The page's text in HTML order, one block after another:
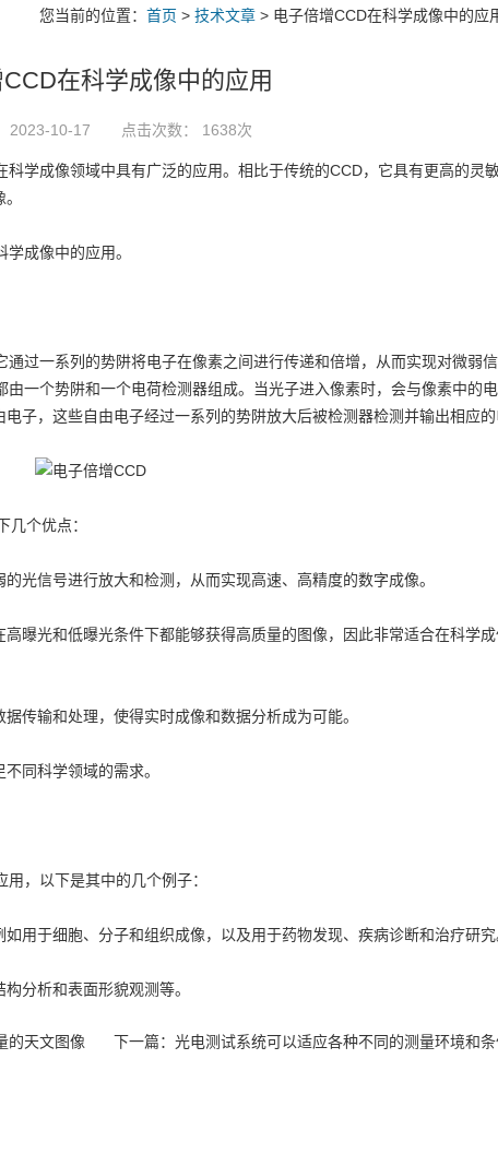
您当前的位置： 首页 > 技术文章 > 电子倍增CCD在科学成像中的应
在科学成像中的应用
2023-10-17 点击次数： 1638次
科学成像领域中具有广泛的应用。相比于传统的CCD，它具有更高的灵
成像中的应用。
一系列的势阱将电子在像素之间进行传递和倍增，从而实现对微弱信
由一个势阱和一个电荷检测器组成。当光子进入像素时，会与像素中的电
电子，这些自由电子经过一系列的势阱放大后被检测器检测并输出相应
个优点：
信号进行放大和检测，从而实现高速、高精度的数字成像。
光和低曝光条件下都能够获得高质量的图像，因此非常适合在科学
输和处理，使得实时成像和数据分析成为可能。
同科学领域的需求。
，以下是其中的几个例子：
于细胞、分子和组织成像，以及用于药物发现、疾病诊断和治疗研
分析和表面形貌观测等。
下一篇： 光电测试系统可以适应各种不同的测量环境和
的天文图像